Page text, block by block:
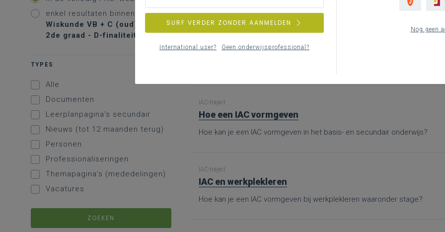
enkel resultaten binnen
Wiskunde VB + C (oud) -
2de graad - D-finaliteit
TYPES
Alle
Documenten
Leerplanpagina’s secundair
Nieuws (tot 12 maanden terug)
Personen
Professionaliseringen
Themapagina’s (mededelingen)
Vacatures
ZOEKEN
Bronnen
Hier vind je bijkomende informatie en inspiratie bij het uitwerken van
IAC-traject
Hoe een IAC vormgeven
Hoe kan je een IAC vormgeven in het basis- en secundair onderwijs?
IAC-traject
IAC en werkplekleren
Hoe kan je een IAC vormgeven bij werkplekleren waaronder stage?
Nog geen
SURF VERDER ZONDER AANMELDEN
International user? Geen onderwijsprofessional?